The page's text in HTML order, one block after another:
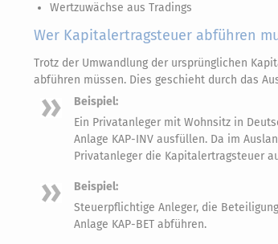
Wertzuwächse aus Tradings
Wer Kapitalertragsteuer abführen
Trotz der Umwandlung der ursprünglichen
abführen müssen. Dies geschieht durch das
Beispiel:
Ein Privatanleger mit Wohnsitz in
Anlage KAP-INV ausfüllen. Da im
Privatanleger die Kapitalertragsteuer
Beispiel:
Steuerpflichtige Anleger, die
Anlage KAP-BET abführen.